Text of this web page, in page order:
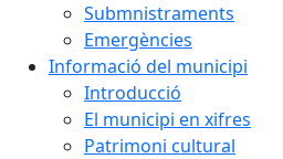
Submnistraments
Emergències
Informació del municipi
Introducció
El municipi en xifres
Patrimoni cultural